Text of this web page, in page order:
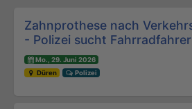
Beitrags-
Zahnprothese nach
- Polizei sucht Fahrradfahrer
Mo., 29. Juni 2026
Düren
Polizei